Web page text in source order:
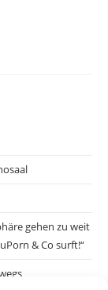
gehen zu weit
& Co surft!“